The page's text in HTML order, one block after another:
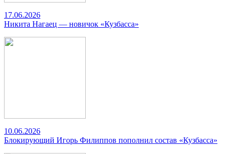
17.06.2026
Никита Нагаец — новичок «Кузбасса»
10.06.2026
Блокирующий Игорь Филиппов пополнил состав «Кузбасса»